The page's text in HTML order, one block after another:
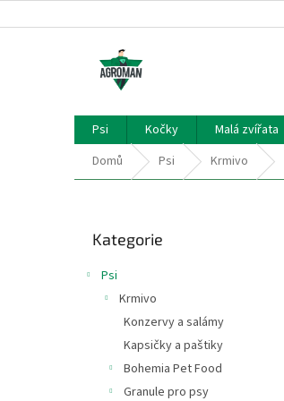
na
Psi Kočky Malá zvířata
Domů
Psi Krmivo
kategorie
Kategorie
Psi
Krmivo
Konzervy a salámy
Kapsičky a paštiky
Bohemia Pet Food
Granule pro psy